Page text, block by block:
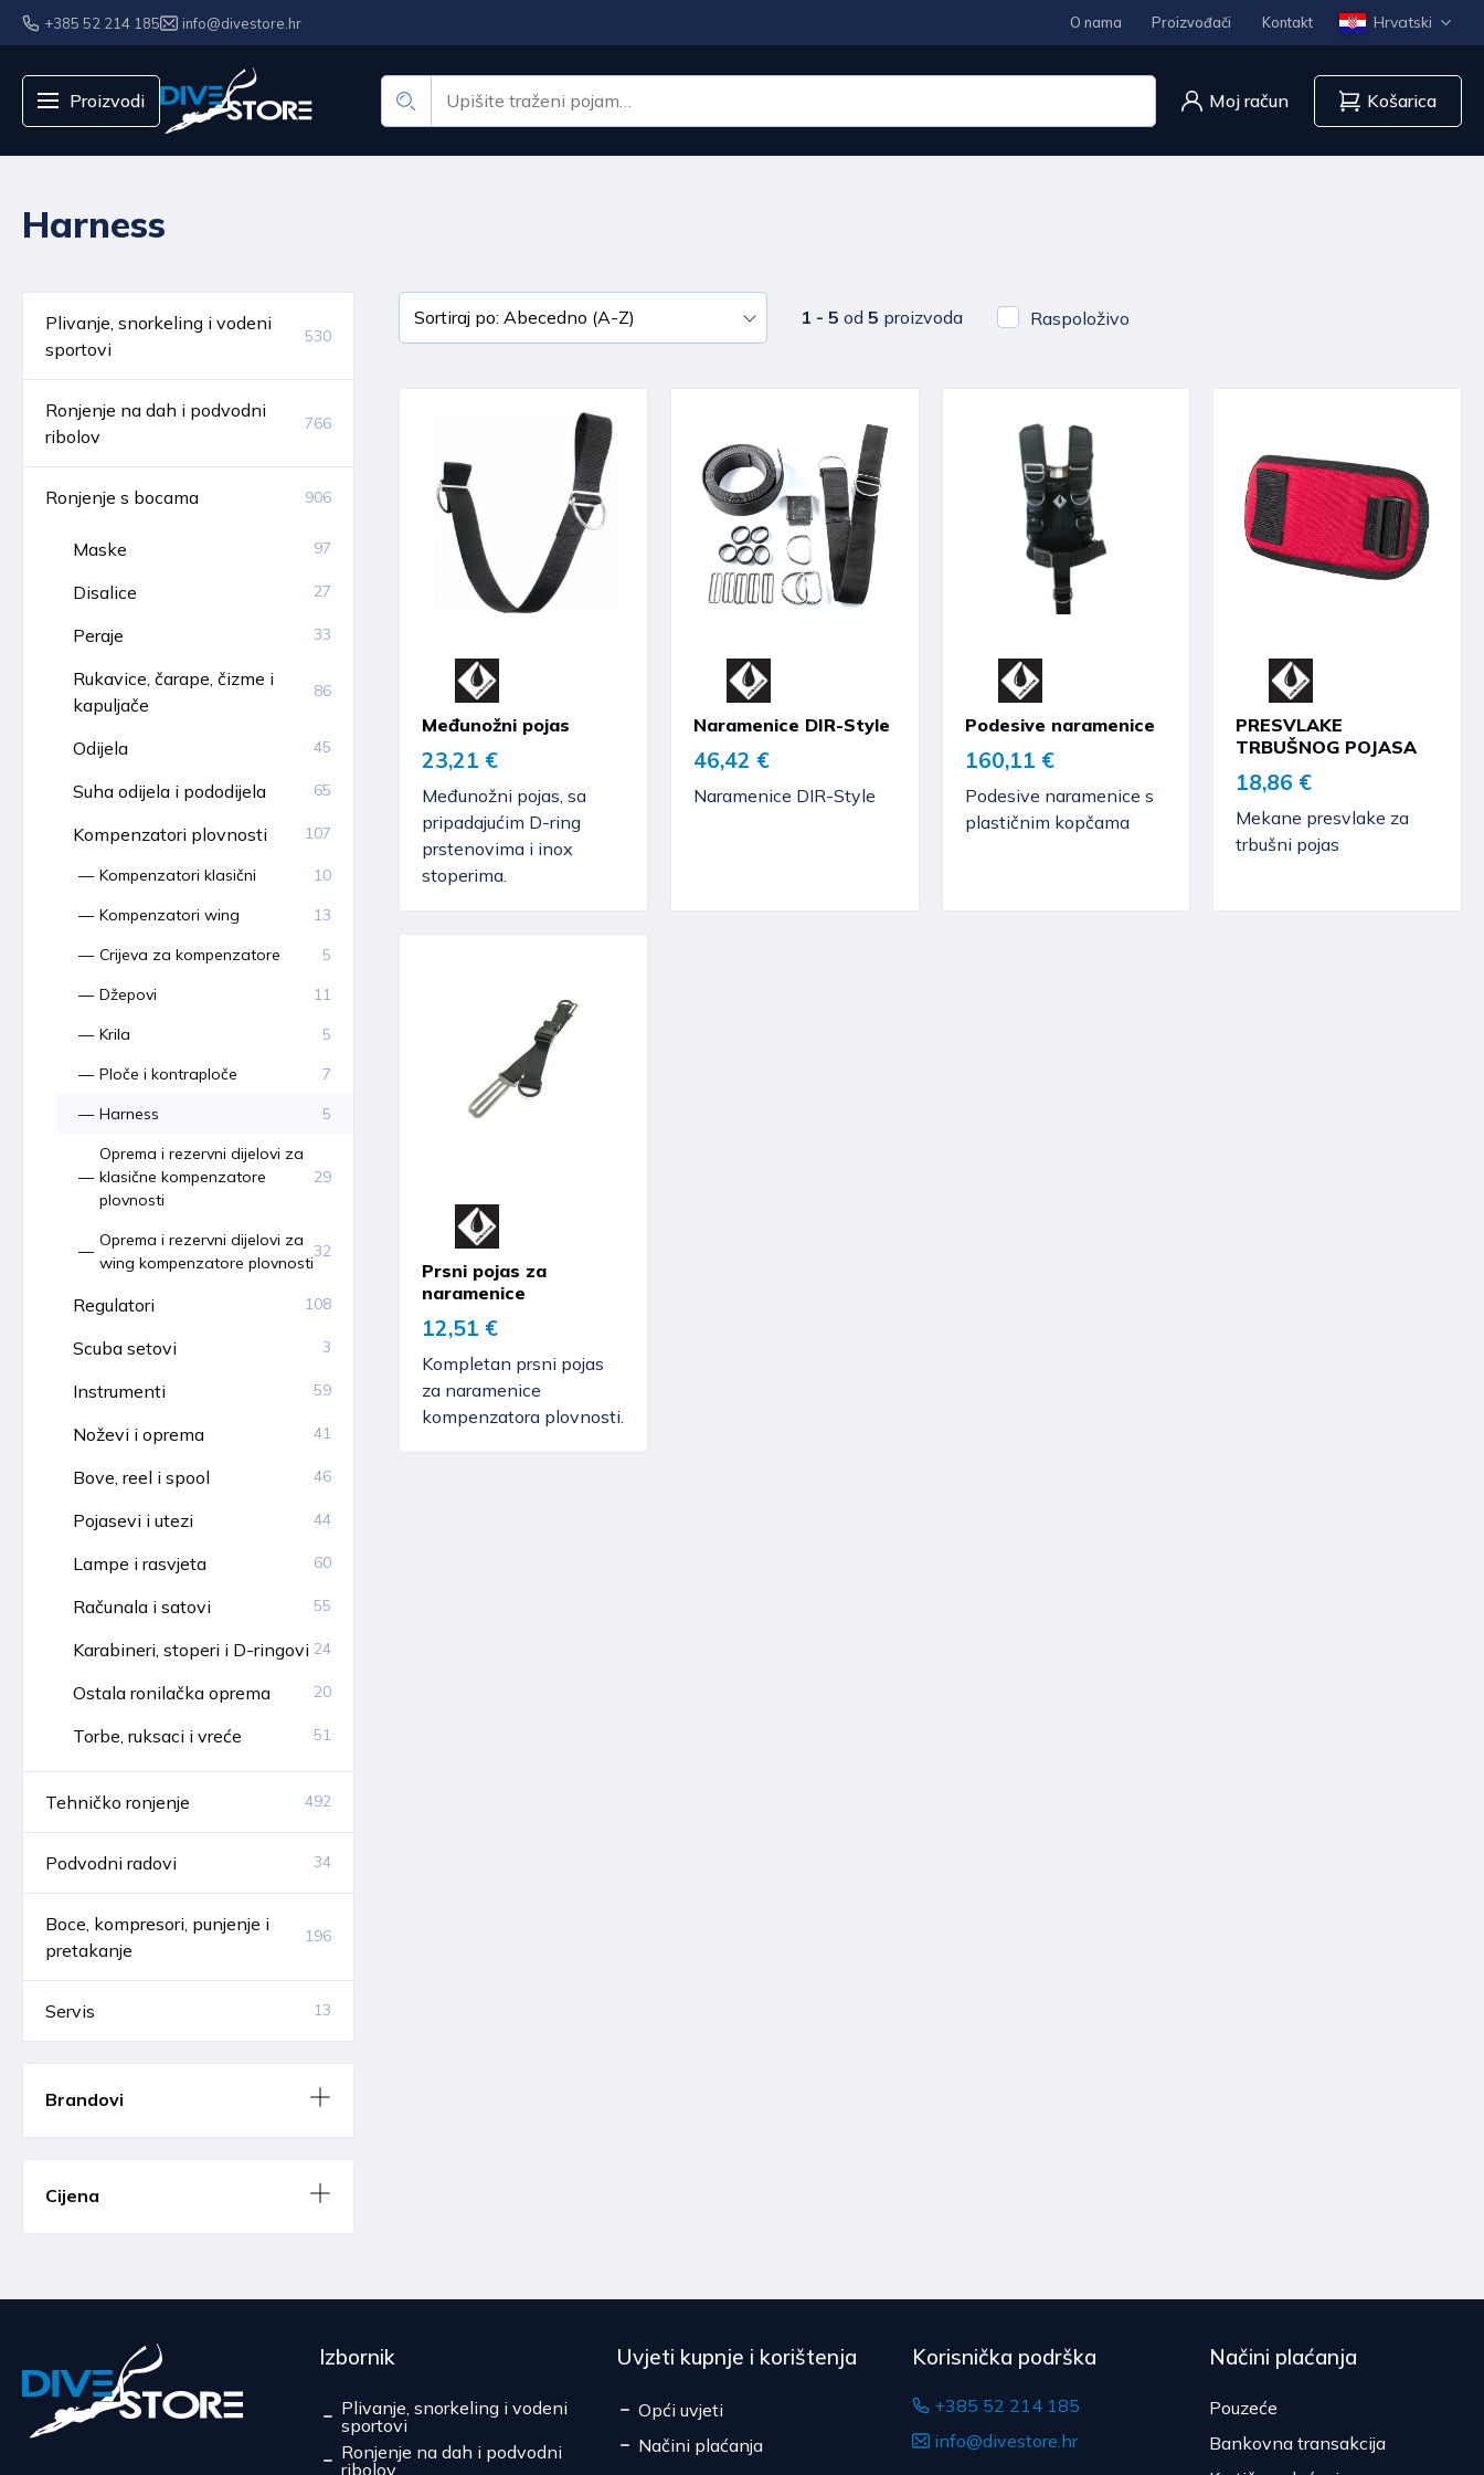
+385 52 214 185 info@divestore.hr O nama Proizvođači Kontakt Hrvatski
Proizvodi Moj račun Košarica
Harness
Plivanje, snorkeling i vodeni
sportovi
530
Ronjenje na dah i podvodni
ribolov
766
Ronjenje s bocama 906
Maske 97
Disalice 27
Peraje 33
Rukavice, čarape, čizme i
kapuljače
86
Odijela 45
Suha odijela i pododijela 65
Kompenzatori plovnosti 107
Kompenzatori klasični
10
Kompenzatori wing
13
Crijeva za kompenzatore
5
Džepovi
11
Krila
5
Ploče i kontraploče
7
Harness
5
Oprema i rezervni dijelovi za
klasične kompenzatore
plovnosti
29
Oprema i rezervni dijelovi za
wing kompenzatore plovnosti
32
Regulatori 108
Scuba setovi 3
Instrumenti 59
Noževi i oprema 41
Bove, reel i spool 46
Pojasevi i utezi 44
Lampe i rasvjeta 60
Računala i satovi 55
Karabineri, stoperi i D-ringovi 24
Ostala ronilačka oprema 20
Torbe, ruksaci i vreće 51
Tehničko ronjenje 492
Podvodni radovi 34
Boce, kompresori, punjenje i
pretakanje
196
Servis 13
Brandovi
Cijena
1 - 5 od5 proizvoda Raspoloživo
Međunožni pojas
23,21 €
Međunožni pojas, sa
pripadajućim D-ring
prstenovima i inox
stoperima.
Naramenice DIR-Style
46,42 €
Naramenice DIR-Style
Podesive naramenice
160,11 €
Podesive naramenice s
plastičnim kopčama
PRESVLAKE
TRBUŠNOG POJASA
18,86 €
Mekane presvlake za
trbušni pojas
Prsni pojas za
naramenice
12,51 €
Kompletan prsni pojas
za naramenice
kompenzatora plovnosti.
Izbornik
Plivanje, snorkeling i vodeni
sportovi
Ronjenje na dah i podvodni
ribolov
Uvjeti kupnje i korištenja
Opći uvjeti
Načini plaćanja
Korisnička podrška
+385 52 214 185
info@divestore.hr
Načini plaćanja
Pouzeće
Bankovna transakcija